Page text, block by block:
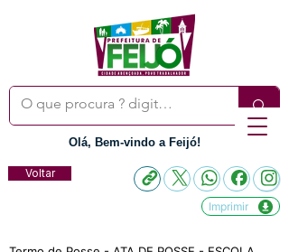
Olá, Bem-vindo a Feijó!
Voltar
Imprimir